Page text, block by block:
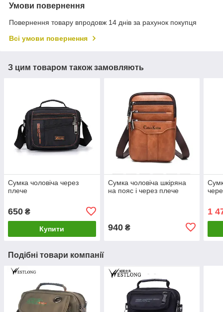
Умови повернення
Повернення товару впродовж 14 днів за рахунок покупця
Всі умови повернення
З цим товаром також замовляють
Сумка чоловіча через
плече
650 ₴
Купити
Сумка чоловіча шкіряна
на пояс і через плече
940₴
1
Подібні товари компанії